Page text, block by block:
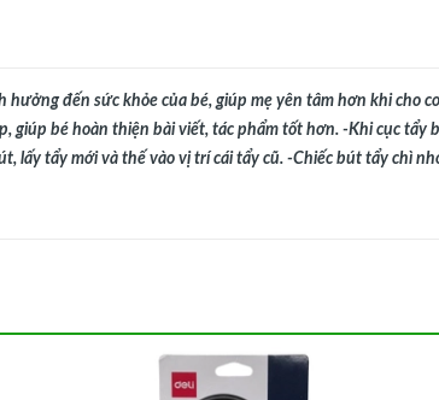
đến sức khỏe của bé, giúp mẹ yên tâm hơn khi cho
giúp bé hoàn thiện bài viết, tác phẩm tốt hơn. -Khi cục tẩy
lấy tẩy mới và thế vào vị trí cái tẩy cũ. -Chiếc bút tẩy chì